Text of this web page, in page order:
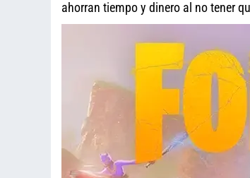
ahorran tiempo y dinero al no tener